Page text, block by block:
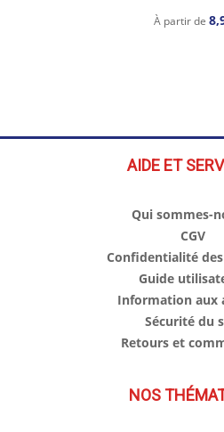
À partir de
AIDE ET
Qui sommes-
CGV
Confidentialité
Guide
Information aux
Sécurité du
Retours et
NOS